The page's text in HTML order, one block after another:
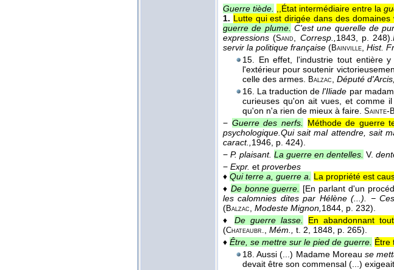
Guerre tiède. ,,État intermédiaire entre la
1. Lutte qui est dirigée dans des
guerre de plume. C'est une querelle de
expressions(Sand, Corresp.,1843, p. 248).
servir la politique française (Bainville, Hist.
15. En effet, l'industrie tout entière
l'extérieur pour soutenir
celle des armes. Balzac, Député d'Arcis,
16. La traduction del'Iliade par
curieuses qu'on ait vues, et comme
qu'on n'a rien de mieux à faire. Sainte-
− Guerre des nerfs. Méthode de guerre
psychologique.Qui sait mal attendre, sait
caract.,1946, p. 424).
− P. plaisant. La guerre en dentelles. V.
− Expr. et proverbes
♦ Qui terre a, guerre a. La propriété est
♦ De bonne guerre. [En parlant d'un
les calomnies dites par Hélène (...). −
(Balzac, Modeste Mignon,1844, p. 232).
♦ De guerre lasse. En abandonnant
(Chateaubr., Mém., t. 2, 1848, p. 265).
♦ Être, se mettre sur le pied de guerre. Être
18. Aussi (...) Madame Moreau se
devait être son commensal (...)